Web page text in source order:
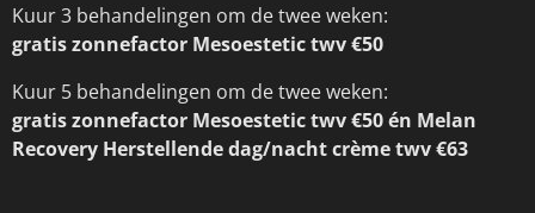
Kuur 3 behandelingen om de twee weken:
gratis zonnefactor Mesoestetic twv €50
Kuur 5 behandelingen om de twee weken:
gratis zonnefactor Mesoestetic twv €50 én Melan
Recovery Herstellende dag/nacht crème twv €63